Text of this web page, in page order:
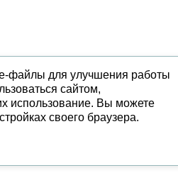
файлы для улучшения работы
сайтом,
использование. Вы можете
своего браузера.